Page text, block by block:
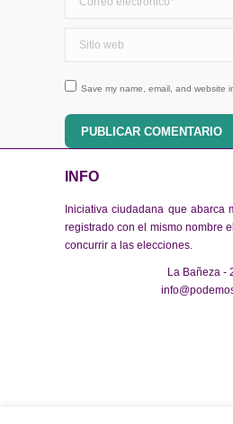
Save my name, email, and website
PUBLICAR COMENTARIO
INFO
Iniciativa ciudadana que abarca
registrado con el mismo nombre
concurrir a las elecciones.
La Bañeza -